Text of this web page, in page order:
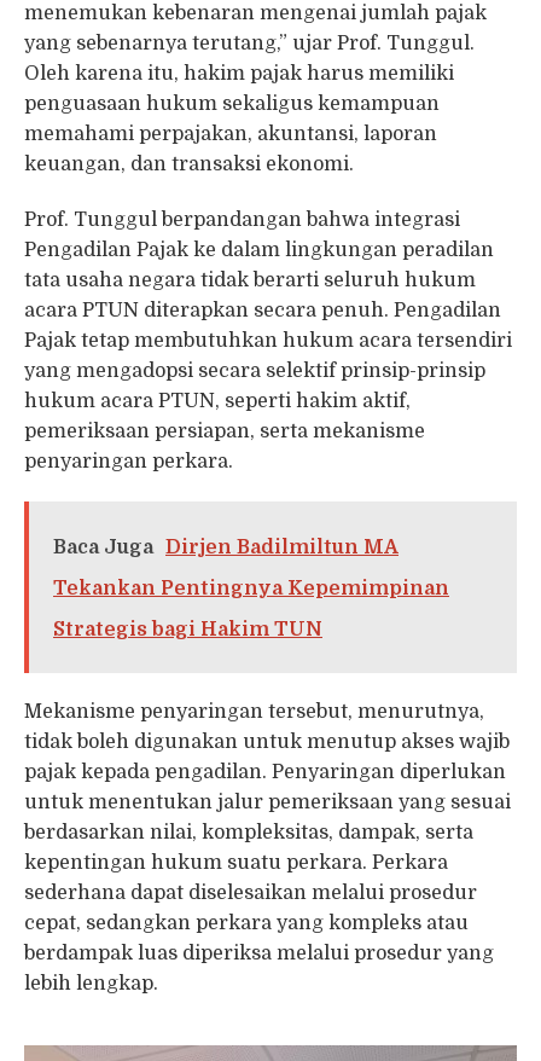
menemukan kebenaran mengenai jumlah pajak
yang sebenarnya terutang,” ujar Prof. Tunggul.
Oleh karena itu, hakim pajak harus memiliki
penguasaan hukum sekaligus kemampuan
memahami perpajakan, akuntansi, laporan
keuangan, dan transaksi ekonomi.
Prof. Tunggul berpandangan bahwa integrasi
Pengadilan Pajak ke dalam lingkungan peradilan
tata usaha negara tidak berarti seluruh hukum
acara PTUN diterapkan secara penuh. Pengadilan
Pajak tetap membutuhkan hukum acara tersendiri
yang mengadopsi secara selektif prinsip-prinsip
hukum acara PTUN, seperti hakim aktif,
pemeriksaan persiapan, serta mekanisme
penyaringan perkara.
Baca Juga Dirjen Badilmiltun MA
Tekankan Pentingnya Kepemimpinan
Strategis bagi Hakim TUN
Mekanisme penyaringan tersebut, menurutnya,
tidak boleh digunakan untuk menutup akses wajib
pajak kepada pengadilan. Penyaringan diperlukan
untuk menentukan jalur pemeriksaan yang sesuai
berdasarkan nilai, kompleksitas, dampak, serta
kepentingan hukum suatu perkara. Perkara
sederhana dapat diselesaikan melalui prosedur
cepat, sedangkan perkara yang kompleks atau
berdampak luas diperiksa melalui prosedur yang
lebih lengkap.